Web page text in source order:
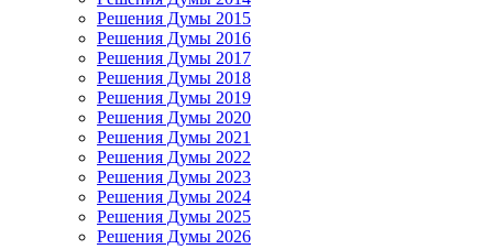
Решения Думы 2015
Решения Думы 2016
Решения Думы 2017
Решения Думы 2018
Решения Думы 2019
Решения Думы 2020
Решения Думы 2021
Решения Думы 2022
Решения Думы 2023
Решения Думы 2024
Решения Думы 2025
Решения Думы 2026